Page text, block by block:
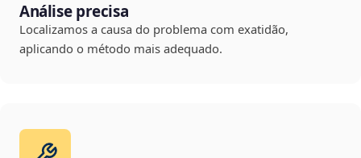
Análise precisa
Localizamos a causa do problema com exatidão,
aplicando o método mais adequado.